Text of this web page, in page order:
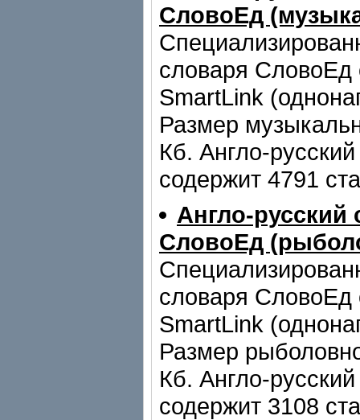
СловоЕд
словаря СловоЕд
SmartLink
Размер
Кб. Англо-
содержит 4791
Англо-русский
СловоЕд
словаря СловоЕд
SmartLink
Размер
Кб. Англо-
содержит 3108